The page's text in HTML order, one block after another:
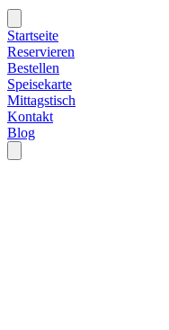
Startseite
Reservieren
Bestellen
Speisekarte
Mittagstisch
Kontakt
Blog